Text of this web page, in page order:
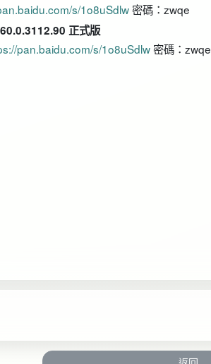
s/1o8uSdlw密碼：zwqe
正式版
pan.baidu.com/s/1o8uSdlw密碼：zwqe